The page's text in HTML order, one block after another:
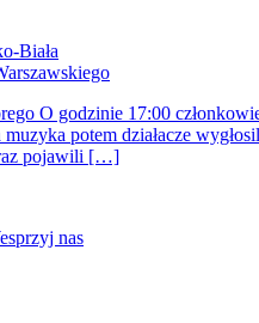
Biała
O godzinie 17:00
muzyka potem działacze
pojawili […]
nas